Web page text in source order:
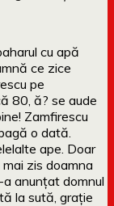
cu apă
ce zice
pe
80, ă? se aude
Zamfirescu
o dată.
ape. Doar
zis doamna
anunțat domnul
la sută, grație